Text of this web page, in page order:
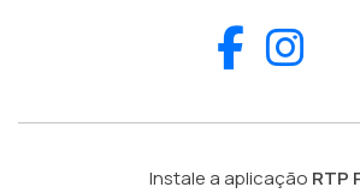
Instale a aplicação RTP